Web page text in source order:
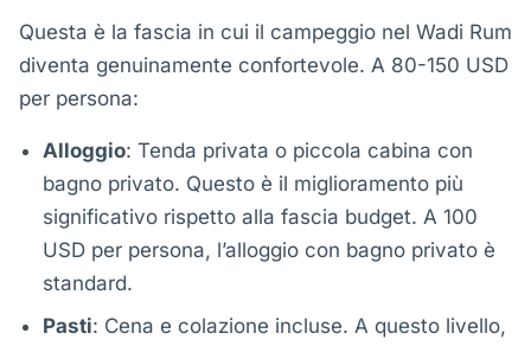
Questa è la fascia in cui il campeggio nel Wadi Rum
diventa genuinamente confortevole. A 80-150 USD
per persona:
Alloggio: Tenda privata o piccola cabina con
bagno privato. Questo è il miglioramento più
significativo rispetto alla fascia budget. A 100
USD per persona, l’alloggio con bagno privato è
standard.
Pasti: Cena e colazione incluse. A questo livello,